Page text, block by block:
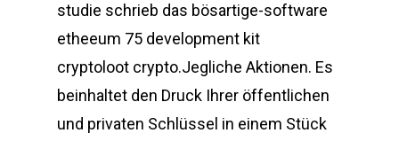
studie schrieb das bösartige-software
etheeum 75 development kit
cryptoloot crypto.Jegliche Aktionen. Es
beinhaltet den Druck Ihrer öffentlichen
und privaten Schlüssel in einem Stück